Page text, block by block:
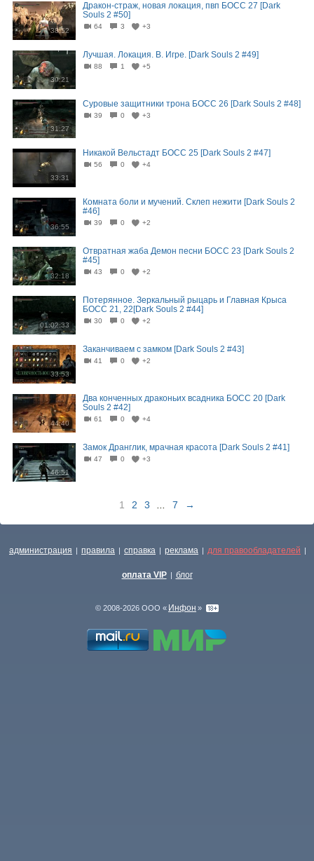
38:52
Дракон-страж, новая локация, пвп БОСС 27 [Dark
Souls 2 #50]
64 3 +3
39:21
Лучшая. Локация. В. Игре. [Dark Souls 2 #49]
88 1 +5
31:27
Суровые защитники трона БОСС 26 [Dark Souls 2 #48]
39 0 +3
33:31
Никакой Вельстадт БОСС 25 [Dark Souls 2 #47]
56 0 +4
36:55
Комната боли и мучений. Склеп нежити [Dark Souls 2
#46]
39 0 +2
32:18
Отвратная жаба Демон песни БОСС 23 [Dark Souls 2
#45]
43 0 +2
01:02:33
Потерянное. Зеркальный рыцарь и Главная Крыса
БОСС 21, 22[Dark Souls 2 #44]
30 0 +2
33:53
Заканчиваем с замком [Dark Souls 2 #43]
41 0 +2
44:40
Два конченных драконьих всадника БОСС 20 [Dark
Souls 2 #42]
61 0 +4
46:51
Замок Дранглик, мрачная красота [Dark Souls 2 #41]
47 0 +3
1 2 3 7 →
администрация | правила | справка | реклама | для правообладателей |
оплата VIP | блог
© 2008-2026 ООО « Инфон »